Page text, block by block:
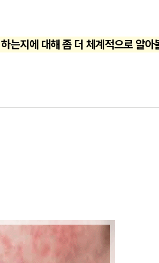
는지에 대해 좀 더 체계적으로 알